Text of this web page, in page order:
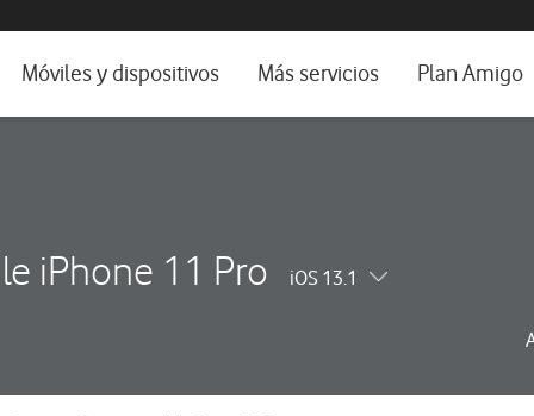
e idioma
Móviles y dispositivos Más servicios Plan Amigo
iPhone 11 Pro iOS 13.1